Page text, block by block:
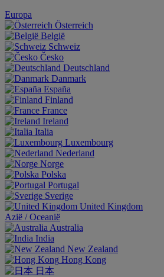
Europa
Österreich
België
Schweiz
Česko
Deutschland
Danmark
España
Finland
France
Ireland
Italia
Luxembourg
Nederland
Norge
Polska
Portugal
Sverige
United Kingdom
Aziё / Oceaniё
Australia
India
New Zealand
Hong Kong
日本